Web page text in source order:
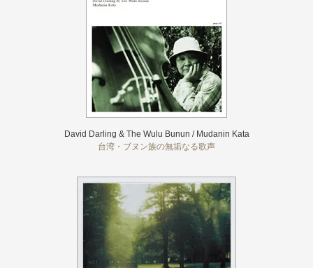
David Darling & The Wulu Bunun / Mudanin Kata
台湾・ブヌン族の無垢なる歌声